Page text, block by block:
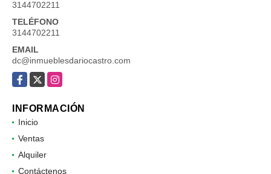
3144702211
TELÉFONO
3144702211
EMAIL
dc@inmueblesdariocastro.com
Facebook
X Instagram
INFORMACIÓN
Inicio
Ventas
Alquiler
Contáctenos